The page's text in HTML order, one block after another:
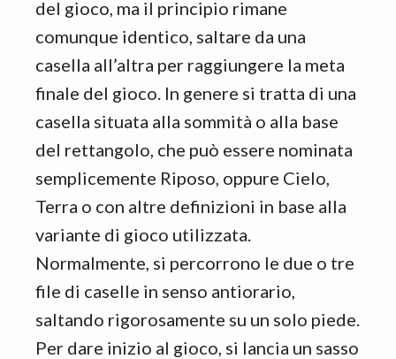
del gioco, ma il principio rimane
comunque identico, saltare da una
casella all’altra per raggiungere la meta
finale del gioco. In genere si tratta di una
casella situata alla sommità o alla base
del rettangolo, che può essere nominata
semplicemente Riposo, oppure Cielo,
Terra o con altre definizioni in base alla
variante di gioco utilizzata.
Normalmente, si percorrono le due o tre
file di caselle in senso antiorario,
saltando rigorosamente su un solo piede.
Per dare inizio al gioco, si lancia un sasso